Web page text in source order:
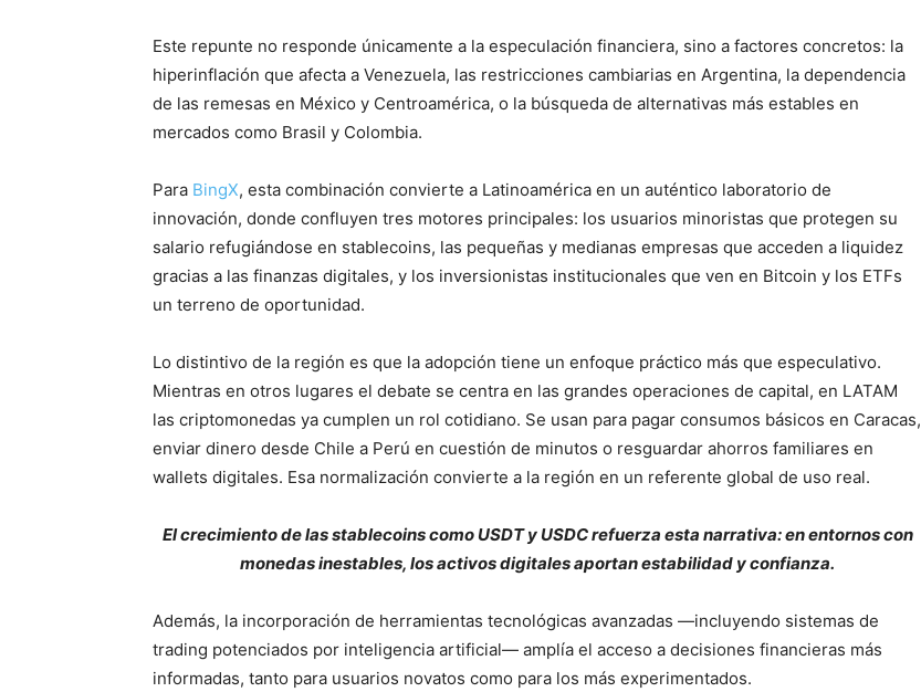
Este repunte no responde únicamente a la especulación financiera, sino a factores concretos: la
hiperinflación que afecta a Venezuela, las restricciones cambiarias en Argentina, la dependencia
de las remesas en México y Centroamérica, o la búsqueda de alternativas más estables en
mercados como Brasil y Colombia.
Para BingX, esta combinación convierte a Latinoamérica en un auténtico laboratorio de
innovación, donde confluyen tres motores principales: los usuarios minoristas que protegen su
salario refugiándose en stablecoins, las pequeñas y medianas empresas que acceden a liquidez
gracias a las finanzas digitales, y los inversionistas institucionales que ven en Bitcoin y los ETFs
un terreno de oportunidad.
Lo distintivo de la región es que la adopción tiene un enfoque práctico más que especulativo.
Mientras en otros lugares el debate se centra en las grandes operaciones de capital, en LATAM
las criptomonedas ya cumplen un rol cotidiano. Se usan para pagar consumos básicos en Caracas,
enviar dinero desde Chile a Perú en cuestión de minutos o resguardar ahorros familiares en
wallets digitales. Esa normalización convierte a la región en un referente global de uso real.
El crecimiento de las stablecoins como USDT y USDC refuerza esta narrativa: en entornos con
monedas inestables, los activos digitales aportan estabilidad y confianza.
Además, la incorporación de herramientas tecnológicas avanzadas —incluyendo sistemas de
trading potenciados por inteligencia artificial— amplía el acceso a decisiones financieras más
informadas, tanto para usuarios novatos como para los más experimentados.